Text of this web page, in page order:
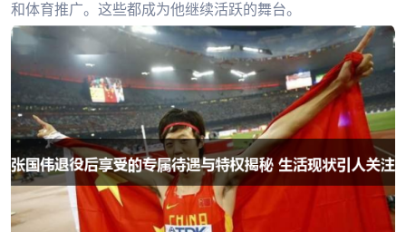
和体育推广。这些都成为他继续活跃的舞台。